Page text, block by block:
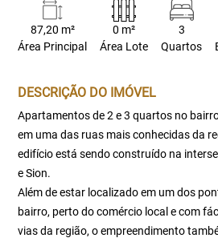
87,20 m²
Área Principal
0 m²
Área Lote
3
Quartos
DESCRIÇÃO DO IMÓVEL
Apartamentos de 2 e 3 quartos no
em uma das ruas mais conhecidas da
edifício está sendo construído na
e Sion.
Além de estar localizado em um dos
bairro, perto do comércio local e com
vias da região, o empreendimento